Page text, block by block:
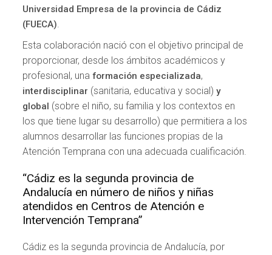
Universidad Empresa de la provincia de Cádiz
(FUECA).
Esta colaboración nació con el objetivo principal de
proporcionar, desde los ámbitos académicos y
profesional, unaformación especializada,
interdisciplinar (sanitaria, educativa y social)y
global (sobre el niño, su familia y los contextos en
los que tiene lugar su desarrollo) que permitiera a los
alumnos desarrollar las funciones propias de la
Atención Temprana con una adecuada cualificación.
“Cádiz es la segunda provincia de
Andalucía en número de niños y niñas
atendidos en Centros de Atención e
Intervención Temprana”
Cádiz es la segunda provincia de Andalucía, por